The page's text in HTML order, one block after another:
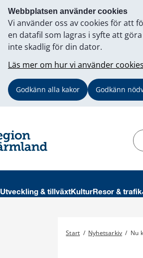
Webbplatsen använder cookies
Vi använder oss av cookies för att
en datafil som lagras i syfte att
inte skadlig för din dator.
Läs mer om hur vi använder
Godkänn alla kakor Godkänn
Utveckling & tillväxtKulturResor & trafik
Start / Nyhetsarkiv / Nu